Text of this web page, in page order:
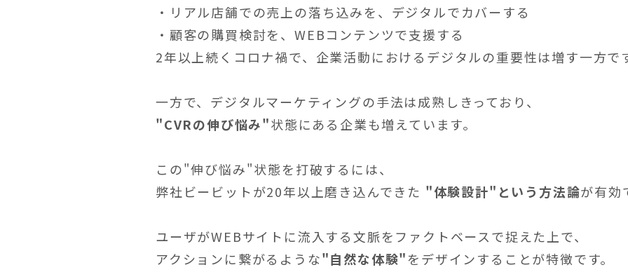
・リアル店舗での売上の落ち込みを、デジタルでカバーする
・顧客の購買検討を、WEBコンテンツで支援する
2年以上続くコロナ禍で、企業活動におけるデジタルの重要性は増す一方で
一方で、デジタルマーケティングの手法は成熟しきっており、
"CVRの伸び悩み"状態にある企業も増えています。
この"伸び悩み"状態を打破するには、
弊社ビービットが20年以上磨き込んできた "体験設計"という方法論が有効
ユーザがWEBサイトに流入する文脈をファクトベースで捉えた上で、
アクションに繋がるような"自然な体験"をデザインすることが特徴です。